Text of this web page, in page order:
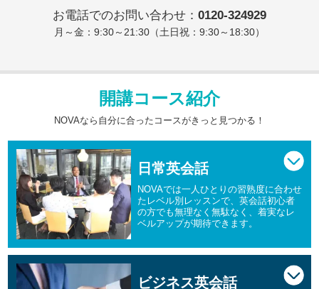
お電話でのお問い合わせ： 0120-324929
月～金：9:30～21:30（土日祝：9:30～18:30）
開講コース紹介
NOVAなら自分に合ったコースがきっと見つかる！
日常英会話
NOVAでは一人ひとりの習熟度に合わせ
たレベル別レッスンで、英会話初心者
の方でも無理なく無駄なく、着実なレ
ベルアップが期待できます。
ビジネス英会話